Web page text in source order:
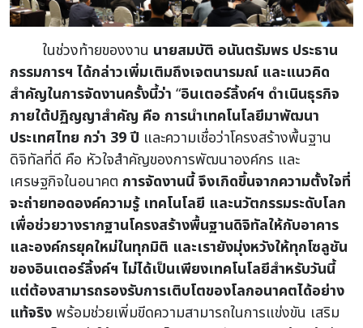
ในช่วงท้ายของงาน นายสมบัติ อนันตรัมพร ประธาน
กรรมการฯ ได้กล่าวเพิ่มเติมถึงเจตนารมณ์ และแนวคิด
สำคัญในการจัดงานครั้งนี้ว่า “อินเตอร์ลิ้งค์ฯ ดำเนินธุรกิจ
ภายใต้ปฏิญญาสำคัญ คือ การนำเทคโนโลยีมาพัฒนา
ประเทศไทย กว่า 39 ปี และความเชื่อว่าโครงสร้างพื้นฐาน
ดิจิทัลที่ดี คือ หัวใจสำคัญของการพัฒนาองค์กร และ
เศรษฐกิจในอนาคต การจัดงานนี้ จึงเกิดขึ้นจากความตั้งใจที่
จะถ่ายทอดองค์ความรู้ เทคโนโลยี และนวัตกรรมระดับโลก
เพื่อช่วยวางรากฐานโครงสร้างพื้นฐานดิจิทัลให้กับอาคาร
และองค์กรยุคใหม่ในทุกมิติ และเรายังมุ่งหวังให้ทุกโซลูชัน
ของอินเตอร์ลิ้งค์ฯ ไม่ได้เป็นเพียงเทคโนโลยีสำหรับวันนี้
แต่ต้องสามารถรองรับการเติบโตของโลกอนาคตได้อย่าง
แท้จริงพร้อมช่วยเพิ่มขีดความสามารถในการแข่งขัน เสริม